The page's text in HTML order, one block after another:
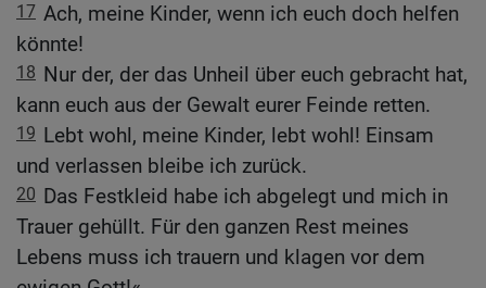
17 Ach, meine Kinder, wenn ich euch doch helfen
könnte!
18 Nur der, der das Unheil über euch gebracht hat,
kann euch aus der Gewalt eurer Feinde retten.
19 Lebt wohl, meine Kinder, lebt wohl! Einsam
und verlassen bleibe ich zurück.
20 Das Festkleid habe ich abgelegt und mich in
Trauer gehüllt. Für den ganzen Rest meines
Lebens muss ich trauern und klagen vor dem